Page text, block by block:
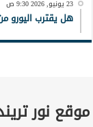
23 يونيو, 2026 9:30 ص
هل يقترب اليورو من
موقع نور